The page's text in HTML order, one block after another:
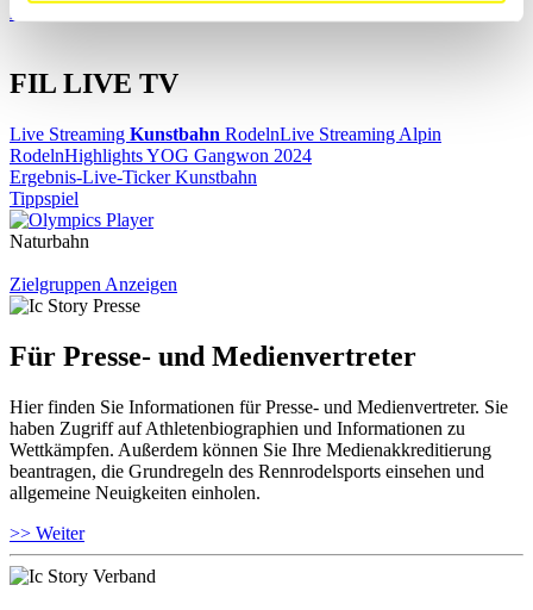
Aktuell
FIL LIVE TV
Live Streaming Kunstbahn RodelnLive Streaming Alpin
RodelnHighlights YOG Gangwon 2024
Ergebnis-Live-Ticker Kunstbahn
Tippspiel
Naturbahn
Zielgruppen Anzeigen
Für Presse- und Medienvertreter
Hier finden Sie Informationen für Presse- und Medienvertreter. Sie
haben Zugriff auf Athletenbiographien und Informationen zu
Wettkämpfen. Außerdem können Sie Ihre Medienakkreditierung
beantragen, die Grundregeln des Rennrodelsports einsehen und
allgemeine Neuigkeiten einholen.
>> Weiter